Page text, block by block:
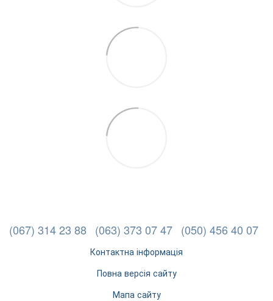
(067) 314 23 88 (063) 373 07 47 (050) 456 40 07
Контактна інформація
Повна версія сайту
Мапа сайту